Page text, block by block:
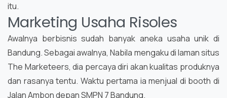
itu.
Marketing Usaha Risoles
Awalnya berbisnis sudah banyak aneka usaha unik di
Bandung. Sebagai awalnya, Nabila mengaku di laman situs
The Marketeers, dia percaya diri akan kualitas produknya
dan rasanya tentu. Waktu pertama ia menjual di booth di
Jalan Ambon depan SMPN 7 Bandung.